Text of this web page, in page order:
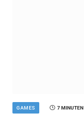
GAMES 7 MINUTEN